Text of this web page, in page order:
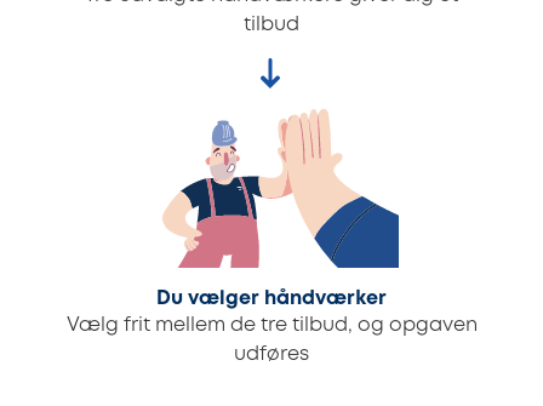
tilbud
Du vælger håndværker
Vælg frit mellem de tre tilbud, og opgaven
udføres